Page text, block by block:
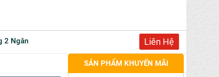
2 Ngăn Liên Hệ
SẢN PHẨM KHUYẾN MÃI